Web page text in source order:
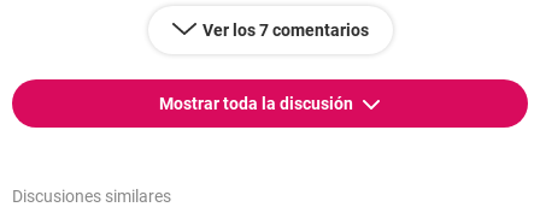
Ver los 7 comentarios
Mostrar toda la discusión
Discusiones similares